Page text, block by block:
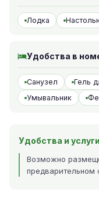
Лодка
Удобства в
Санузел Гель
Умывальник
Удобства и услуги
Возможно
предварительном